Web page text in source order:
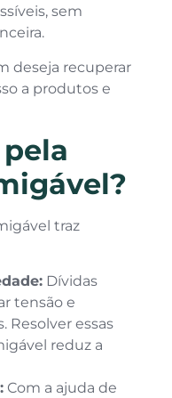
sem
deseja recuperar
a produtos e
traz
Dívidas
tensão e
Resolver essas
reduz a
Com a ajuda de